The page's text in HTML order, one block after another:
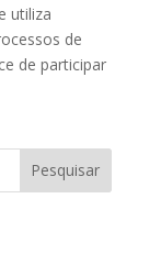
utiliza
de
de participar
Pesquisar